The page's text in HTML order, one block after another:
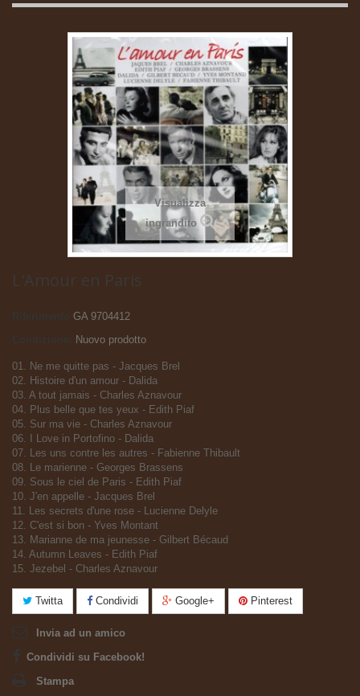
Visualizza
ingrandito
L'Amour en Paris
Riferimento
GA 9704412
Nuovo prodotto
01. Ne me quitte pas - Jacques Brel
02. Histoire d'un amour - Dalida
03. A tout jamais - Charles Aznavour
04. Plus belle que tes yeux - Edith Piaf
05. Sur ma vie - Charles Aznavour
06. I Love in Portofino - Dalida
07. Les uns contre les autres - Fabienne Thibault
08. Le marienne - Georges Brassens
09. Sous le ciel de Paris - Edith Piaf
10. J'en appelle - Jacques Brel
11. Les secrets d'une rose - Lucienne Delyle
12. C'est si bon - Yves Montant
13. Marianne de ma jeunesse - Gilbert Bécaud
14. Autumn Leaves - Edith Piaf
15. Jezebel - Charles Aznavour
Twitta Condividi Google+ Pinterest
Invia ad un amico
Condividi su Facebook!
Stampa